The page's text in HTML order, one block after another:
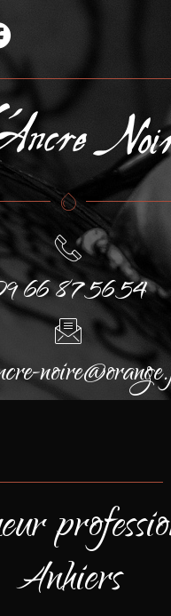
66 87 56 54
Anhiers